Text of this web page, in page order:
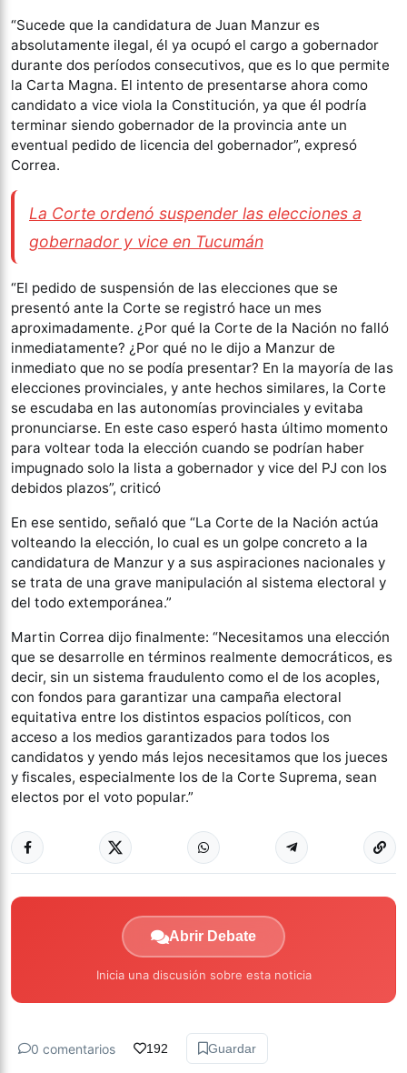
“Sucede que la candidatura de Juan Manzur es
absolutamente ilegal, él ya ocupó el cargo a gobernador
durante dos períodos consecutivos, que es lo que permite
la Carta Magna. El intento de presentarse ahora como
candidato a vice viola la Constitución, ya que él podría
terminar siendo gobernador de la provincia ante un
eventual pedido de licencia del gobernador”, expresó
Correa.
La Corte ordenó suspender las elecciones a
gobernador y vice en Tucumán
“El pedido de suspensión de las elecciones que se
presentó ante la Corte se registró hace un mes
aproximadamente. ¿Por qué la Corte de la Nación no falló
inmediatamente? ¿Por qué no le dijo a Manzur de
inmediato que no se podía presentar? En la mayoría de las
elecciones provinciales, y ante hechos similares, la Corte
se escudaba en las autonomías provinciales y evitaba
pronunciarse. En este caso esperó hasta último momento
para voltear toda la elección cuando se podrían haber
impugnado solo la lista a gobernador y vice del PJ con los
debidos plazos”, criticó
En ese sentido, señaló que “La Corte de la Nación actúa
volteando la elección, lo cual es un golpe concreto a la
candidatura de Manzur y a sus aspiraciones nacionales y
se trata de una grave manipulación al sistema electoral y
del todo extemporánea.”
Martin Correa dijo finalmente: “Necesitamos una elección
que se desarrolle en términos realmente democráticos, es
decir, sin un sistema fraudulento como el de los acoples,
con fondos para garantizar una campaña electoral
equitativa entre los distintos espacios políticos, con
acceso a los medios garantizados para todos los
candidatos y yendo más lejos necesitamos que los jueces
y fiscales, especialmente los de la Corte Suprema, sean
electos por el voto popular.”
Abrir Debate
Inicia una discusión sobre esta noticia
0 comentarios 192 Guardar